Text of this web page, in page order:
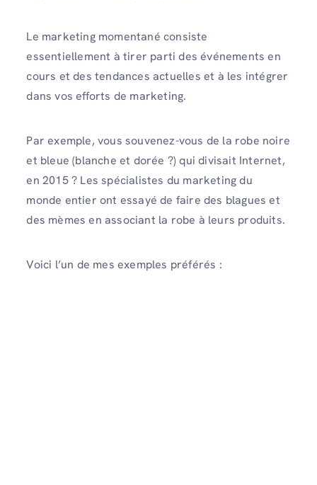
Le marketing momentané consiste
essentiellement à tirer parti des événements en
cours et des tendances actuelles et à les intégrer
dans vos efforts de marketing.
Par exemple, vous souvenez-vous de la robe noire
et bleue (blanche et dorée ?) qui divisait Internet,
en 2015 ? Les spécialistes du marketing du
monde entier ont essayé de faire des blagues et
des mèmes en associant la robe à leurs produits.
Voici l’un de mes exemples préférés :